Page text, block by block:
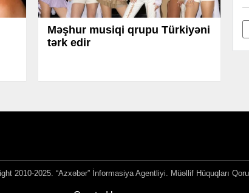
Məşhur musiqi qrupu Türkiyəni
tərk edir
2010-2025. “Azxəbər” İnformasiya Agentliyi. Müəllif Hüquqları